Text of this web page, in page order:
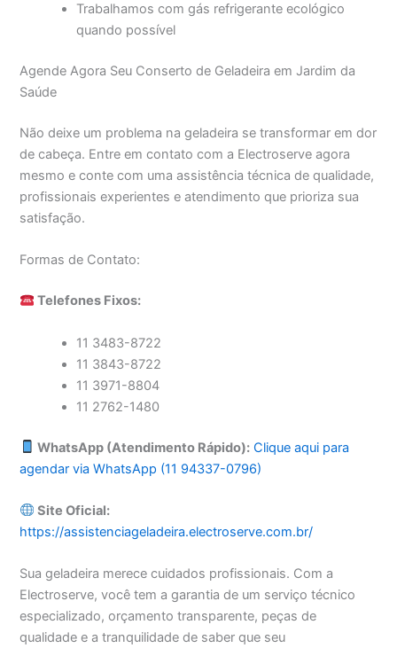
Trabalhamos com gás refrigerante ecológico
quando possível
Agende Agora Seu Conserto de Geladeira em Jardim da
Saúde
Não deixe um problema na geladeira se transformar em dor
de cabeça. Entre em contato com a Electroserve agora
mesmo e conte com uma assistência técnica de qualidade,
profissionais experientes e atendimento que prioriza sua
satisfação.
Formas de Contato:
Telefones Fixos:
11 3483-8722
11 3843-8722
11 3971-8804
11 2762-1480
WhatsApp (Atendimento Rápido): Clique aqui para
agendar via WhatsApp (11 94337-0796)
Site Oficial:
https://assistenciageladeira.electroserve.com.br/
Sua geladeira merece cuidados profissionais. Com a
Electroserve, você tem a garantia de um serviço técnico
especializado, orçamento transparente, peças de
qualidade e a tranquilidade de saber que seu